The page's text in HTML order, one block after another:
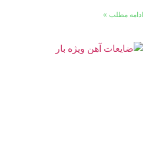
ادامه مطلب »